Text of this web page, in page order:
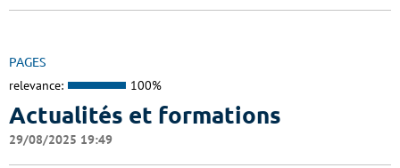
PAGES
relevance: 100%
Actualités et formations
29/08/2025 19:49